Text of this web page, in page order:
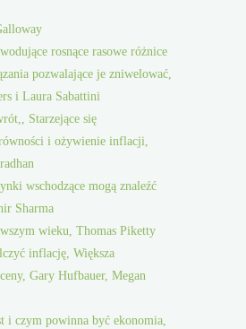
rosnące rasowe różnice
pozwalające je zniwelować,
i Laura Sabattini
Starzejące się
i ożywienie inflacji,
wschodzące mogą znaleźć
Sharma
wieku, Thomas Piketty
inflację, Większa
Gary Hufbauer, Megan
czym powinna być ekonomia,